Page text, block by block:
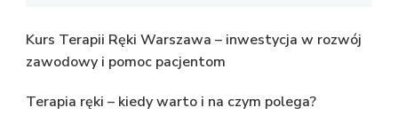
Kurs Terapii Ręki Warszawa – inwestycja w rozwój
zawodowy i pomoc pacjentom
Terapia ręki – kiedy warto i na czym polega?